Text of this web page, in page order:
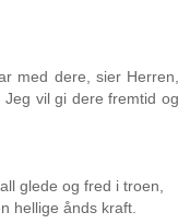
med dere, sier Herren,
vil gi dere fremtid og
glede og fred i troen,
hellige ånds kraft.